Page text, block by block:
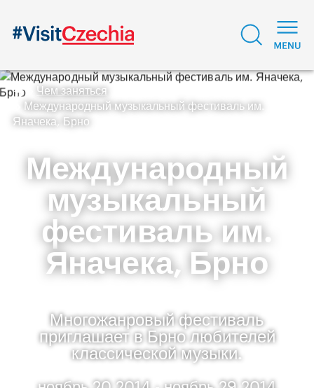
Чем заняться
Международный музыкальный фестиваль им.
Яначека, Брно
Международный
музыкальный
фестиваль им.
Яначека, Брно
Многожанровый фестиваль
приглашает в Брно любителей
классической музыки.